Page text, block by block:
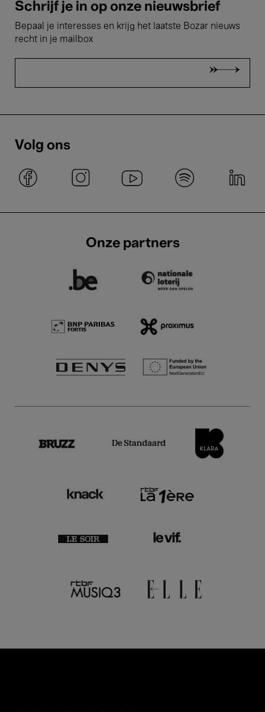
Schrijf je in op onze nieuwsbrief
Bepaal je interesses en krijg het laatste Bozar nieuws
recht in je mailbox
Volg ons
Onze partners